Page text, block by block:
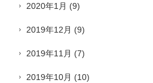
2020年1月 (9)
2019年12月 (9)
2019年11月 (7)
2019年10月 (10)